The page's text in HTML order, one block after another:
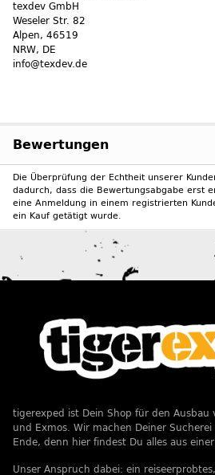
texdev GmbH
Weseler Str. 82
Alpen, 46519
NRW, DE
info@texdev.de
Bewertungen
Die Überprüfung der Echtheit unserer
dadurch, dass die Bewertungsabgabe erst
eine Anmeldung in einem registrierten
ein Kauf getätigt wurde.
tigerexped ist Dein Shop für den Ausbau
und Exmos. Wir machen Deiner
Ende, denn hier findest Du alles aus einer
Unser Anspruch dabei: ein